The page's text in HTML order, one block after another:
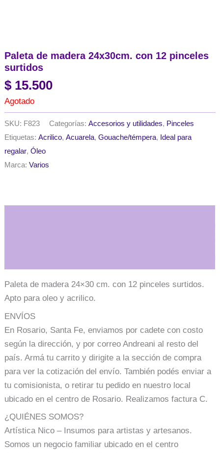
Paleta de madera 24x30cm. con 12 pinceles
surtidos
$ 15.500
Agotado
SKU: F823 Categorías:Accesorios y utilidades, Pinceles
Etiquetas:Acrilico,Acuarela,Gouache/témpera, Ideal para
regalar,Óleo
Marca:Varios
Paleta de madera 24×30 cm. con 12 pinceles surtidos.
Apto para oleo y acrilico.
ENVÍOS
En Rosario, Santa Fe, enviamos por cadete con costo
según la dirección, y por correo Andreani al resto del
país. Armá tu carrito y dirigite a la sección de compra
para ver la cotización del envío. También podés enviar a
tu comisionista, o retirar tu pedido en nuestro local
ubicado en el centro de Rosario. Realizamos factura C.
¿QUIÉNES SOMOS?
Artística Nico – Insumos para artistas y artesanos.
Somos un negocio familiar ubicado en el centro